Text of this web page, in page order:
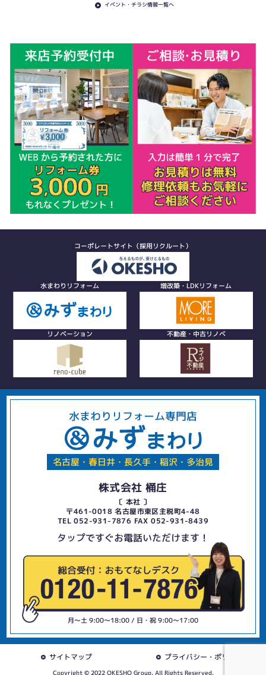
イベント・チラシ情報一覧へ
コーポレートサイト（採用リクルート）
水まわりリフォーム 増改築・LDKリフォーム
リノベーション 不動産・中古リノベ
水まわりリフォーム専門店
名古屋・春日井・長久手・稲沢・多治見
株式会社 桶庄
〔 本社 〕
〒461-0018 名古屋市東区主税町4-48
TEL 052-931-7876 FAX 052-931-8439
タップですぐお電話いただけます！
月〜土 9:00〜18:00 / 日・祝 9:00〜17:00
サイトマップ プライバシー・ポリシー
Copyright © 2022 OKESHO Group. All Rights Reserved.